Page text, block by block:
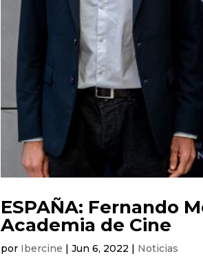
ESPAÑA: Fernando
Academia de Cine
por Ibercine |Jun 6, 2022 | Noticias